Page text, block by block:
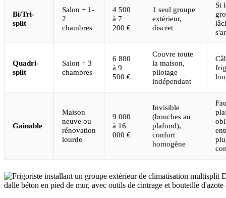
Bi/Tri-
split
Salon + 1-
2
chambres
4 500
à 7
200 €
1 seul groupe
extérieur,
discret
Si
Quadri-
split
Salon + 3
chambres
6 800
à 9
500 €
Couvre toute
la maison,
pilotage
indépendant
Gainable
Maison
neuve ou
rénovation
lourde
9 000
à 16
000 €
Invisible
(bouches au
plafond),
confort
homogène